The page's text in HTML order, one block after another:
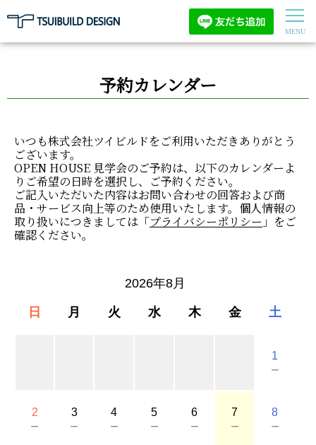
予約カレンダー
いつも株式会社ツイビルドをご利用いただきありがとう
ございます。
OPEN HOUSE 見学会のご予約は、以下のカレンダーよ
りご希望の日時を選択し、ご予約ください。
ご記入いただいた内容はお問い合わせの回答および商
品・サービス向上等のため使用いたします。個人情報の
取り扱いにつきましては「プライバシーポリシー 」をご
確認ください。
2026年8月
日 月 火 水 木 金 土
1
－
2
－
3
－
4
－
5
－
6
－
7
－
8
－